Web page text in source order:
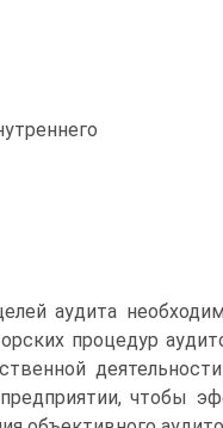
аудита
процедур
чтобы